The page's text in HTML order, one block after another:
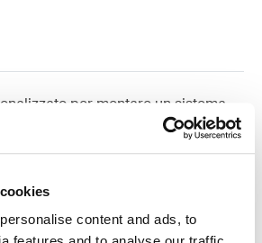
content and ads, to
per montare un sistema
Thule su alcuni veicoli.